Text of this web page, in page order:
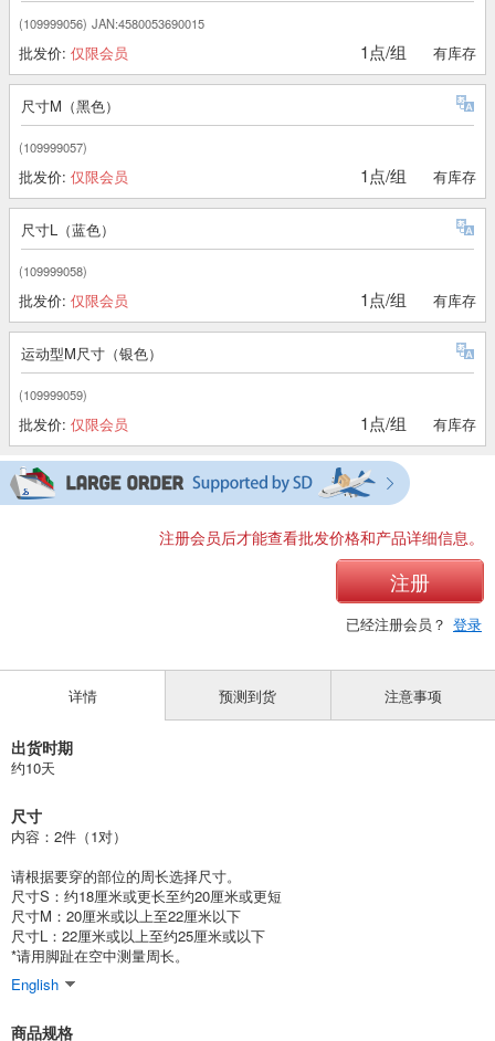
(109999056) JAN:4580053690015
批发价: 仅限会员 1点/组 有库存
尺寸M（黑色）
(109999057)
批发价: 仅限会员 1点/组 有库存
尺寸L（蓝色）
(109999058)
批发价: 仅限会员 1点/组 有库存
运动型M尺寸（银色）
(109999059)
批发价: 仅限会员 1点/组 有库存
注册会员后才能查看批发价格和产品详细信息。
注册
已经注册会员？ 登录
详情
出货时期
约10天
尺寸
内容：2件（1对）
请根据要穿的部位的周长选择尺寸。
尺寸S：约18厘米或更长至约20厘米或更短
尺寸M：20厘米或以上至22厘米以下
尺寸L：22厘米或以上至约25厘米或以下
*请用脚趾在空中测量周长。
English
商品规格
预测到货 注意事项